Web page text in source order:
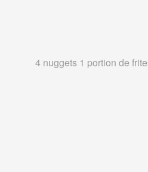
4 nuggets 1 portion de